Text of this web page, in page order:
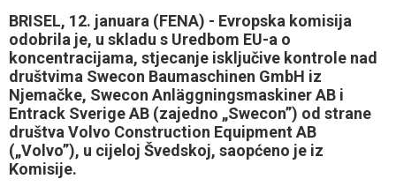
BRISEL, 12. januara (FENA) - Evropska komisija
odobrila je, u skladu s Uredbom EU-a o
koncentracijama, stjecanje isključive kontrole nad
društvima Swecon Baumaschinen GmbH iz
Njemačke, Swecon Anläggningsmaskiner AB i
Entrack Sverige AB (zajedno „Swecon”) od strane
društva Volvo Construction Equipment AB
(„Volvo”), u cijeloj Švedskoj, saopćeno je iz
Komisije.